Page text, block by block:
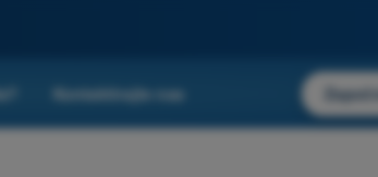
Kontaktirajte nas